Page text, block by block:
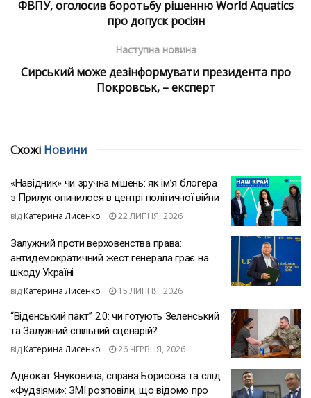
ФВПУ, оголосив боротьбу рішенню World Aquatics
про допуск росіян
Наступна новина
Сирський може дезінформувати президента про
Покровськ, – експерт
Схожі Новини
«Навідник» чи зручна мішень: як ім’я блогера
з Прилук опинилося в центрі політичної війни
від Катерина Лисенко 22 ЛИПНЯ, 2026
Залужний проти верховенства права:
антидемократичний жест генерала грає на
шкоду Україні
від Катерина Лисенко 15 ЛИПНЯ, 2026
“Віденський пакт” 2.0: чи готують Зеленський
та Залужний спільний сценарій?
від Катерина Лисенко 26 ЧЕРВНЯ, 2026
Адвокат Януковича, справа Борисова та слід
«Фудзіями»: ЗМІ розповіли, що відомо про